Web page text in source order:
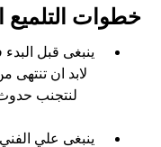
خطوات التلميع
ينبغى قبل
لابد ان تنتهى
لنتجنب
ينبغى علي